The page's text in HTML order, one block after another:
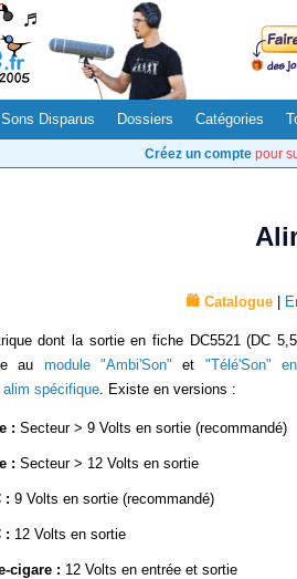
Disparus Dossiers Catégories
Créez un compte pour
🛍️ Catalogue |
dont la sortie en fiche DC5521 (DC
au module "Ambi'Son" et "Télé'Son"
alim spécifique . Existe en versions :
: Secteur > 9 Volts en sortie (recommandé)
: Secteur > 12 Volts en sortie
: 9 Volts en sortie (recommandé)
: 12 Volts en sortie
cigare : 12 Volts en entrée et sortie